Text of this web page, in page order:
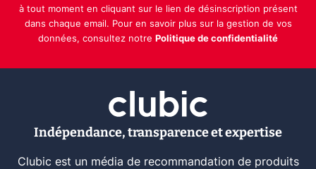
à tout moment en cliquant sur le lien de désinscription présent
dans chaque email. Pour en savoir plus sur la gestion de vos
données, consultez notre Politique de confidentialité
Indépendance, transparence et expertise
Clubic est un média de recommandation de produits